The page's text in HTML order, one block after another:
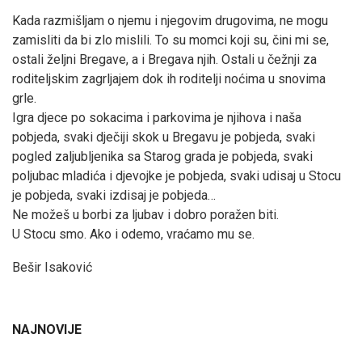
Kada razmišljam o njemu i njegovim drugovima, ne mogu
zamisliti da bi zlo mislili. To su momci koji su, čini mi se,
ostali željni Bregave, a i Bregava njih. Ostali u čežnji za
roditeljskim zagrljajem dok ih roditelji noćima u snovima
grle.
Igra djece po sokacima i parkovima je njihova i naša
pobjeda, svaki dječiji skok u Bregavu je pobjeda, svaki
pogled zaljubljenika sa Starog grada je pobjeda, svaki
poljubac mladića i djevojke je pobjeda, svaki udisaj u Stocu
je pobjeda, svaki izdisaj je pobjeda…
Ne možeš u borbi za ljubav i dobro poražen biti.
U Stocu smo. Ako i odemo, vraćamo mu se.
Bešir Isaković
NAJNOVIJE